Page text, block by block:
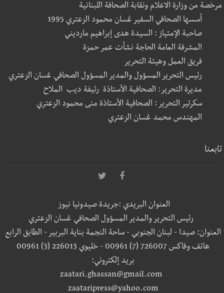
مرخصة من وزارة الاعلام ونقابة الصحافة اللبنانية
أسسها الصحافي السفير غسان محمود الزعتري 1995
صاحبة الإمتياز : السيدة هدى إبراهيم مارديني
المشرفة العامة الحاجة نشأت عمر حمزة
فريق العمل وهيئة التحرير
رئيس التحرير المسؤول والمدير المسؤول الصحافي غسان الزعتري
مديرة التحرير: الصحافية الأستاذة رئيفة ديب الملاح
سكرتير التحرير : الصحافية الأستاذة منى محمود الزعتري
المهندس محمد غسان الزعتري
تابعنا
العنوان البريدي :جريدة صيدونيا نيوز
رئيس التحرير والمدير المسؤول الصحافي غسان الزعتري
العنوان: صيدا - لبنان الجنوبي - ساحة النجمة بناية البربير - الطابق الرابع
هاتف وفاكس 726007 (7) 00961 - خليوي 226013 (3) 00961
بريد إلكتروني:
zaatari.ghassan@gmail.com
zaataripress@yahoo.com